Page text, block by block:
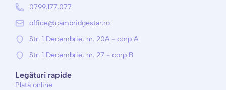
0799.177.077
office@cambridgestar.ro
Str. 1 Decembrie, nr. 20A - corp A
Str. 1 Decembrie, nr. 27 - corp B
Legături rapide
Plată online